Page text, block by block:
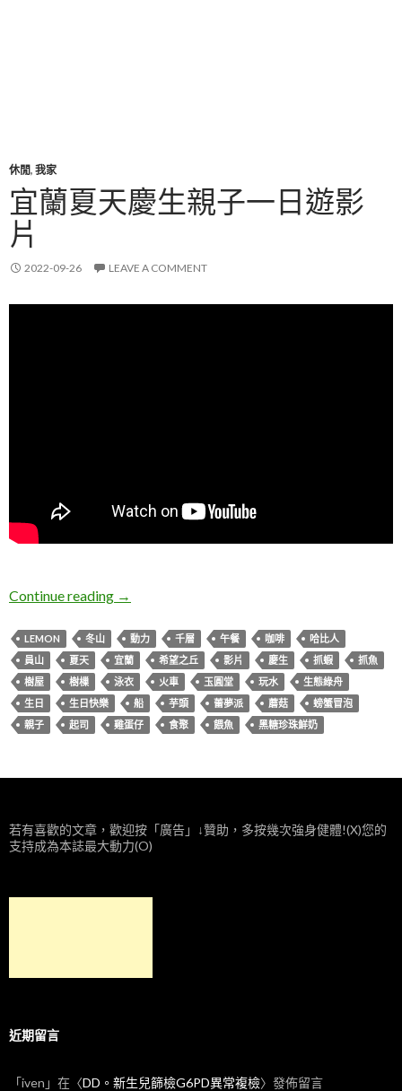
休閒, 我家
宜蘭夏天慶生親子一日遊影
片
2022-09-26 LEAVE A COMMENT
Continue reading 宜蘭夏天慶生親子一日遊影片
→
LEMON 冬山 動力 千層 午餐 咖啡
哈比人
員山
夏天 宜蘭 希望之丘 影片 慶生 抓蝦
抓魚
樹屋
樹樔 泳衣 火車 玉圓堂 玩水
生態綠舟
生日
生日快樂 船 芋頭 蕾夢派 蘑菇
螃蟹冒泡
親子
起司 雞蛋仔 食聚 餵魚 黑糖珍珠鮮奶
若有喜歡的文章，歡迎按「廣告」↓贊助，多按幾次強身健體!(X)您的
支持成為本誌最大動力(O)
近期留言
「iven 」在〈DD。新生兒篩檢G6PD異常複檢〉發佈留言